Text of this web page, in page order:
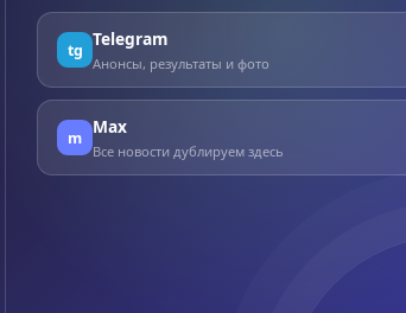
tg Telegram
Анонсы, результаты и фото
m Max
Все новости дублируем здесь